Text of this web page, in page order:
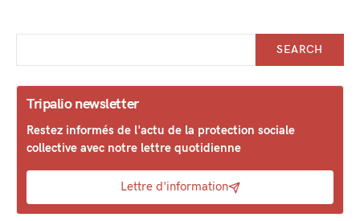
SEARCH
Tripalio newsletter
Restez informés de l'actu de la protection sociale
collective avec notre lettre quotidienne
Lettre d'information